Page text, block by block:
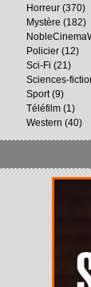
Horreur (370)
Mystère (182)
Policier (12)
Sci-Fi (21)
Sciences-
Sport(9)
Téléfilm (1)
Western (40)